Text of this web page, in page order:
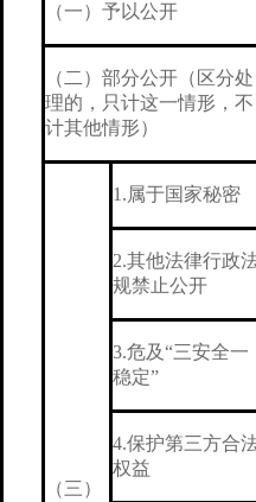
（一）予以公开
（二）部分公开（区分处
理的，只计这一情形，不
计其他情形）
（三）
1.属于国家秘密
2.其他法律行政
规禁止公开
3.危及“三安全一
稳定”
4.保护第三方合
权益